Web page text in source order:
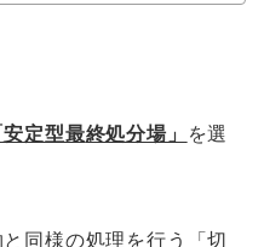
安定型最終処分場」
を選
同様の処理を行う「切